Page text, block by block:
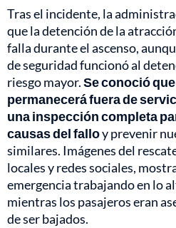
Tras el incidente, la
que la detención de la
falla durante el ascenso,
de seguridad funcionó al
riesgo mayor.Se conoció
permanecerá fuera de
una inspección completa
causas del falloy prevenir
similares. Imágenes del
locales y redes sociales,
emergencia trabajando en lo
mientras los pasajeros eran
de ser bajados.